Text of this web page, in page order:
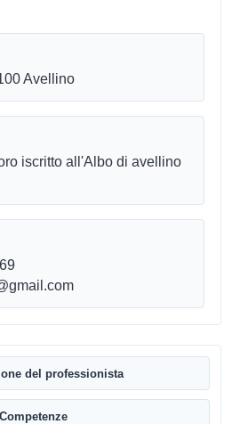
Avellino
iscritto all'Albo di avellino
del professionista
Competenze